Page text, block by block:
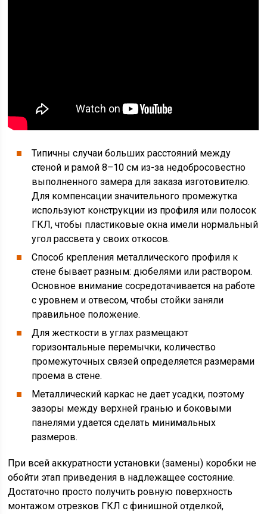
Типичны случаи больших расстояний между
стеной и рамой 8–10 см из-за недобросовестно
выполненного замера для заказа изготовителю.
Для компенсации значительного промежутка
используют конструкции из профиля или полосок
ГКЛ, чтобы пластиковые окна имели нормальный
угол рассвета у своих откосов.
Способ крепления металлического профиля к
стене бывает разным: дюбелями или раствором.
Основное внимание сосредотачивается на работе
с уровнем и отвесом, чтобы стойки заняли
правильное положение.
Для жесткости в углах размещают
горизонтальные перемычки, количество
промежуточных связей определяется размерами
проема в стене.
Металлический каркас не дает усадки, поэтому
зазоры между верхней гранью и боковыми
панелями удается сделать минимальных
размеров.
При всей аккуратности установки (замены) коробки не
обойти этап приведения в надлежащее состояние.
Достаточно просто получить ровную поверхность
монтажом отрезков ГКЛ с финишной отделкой,